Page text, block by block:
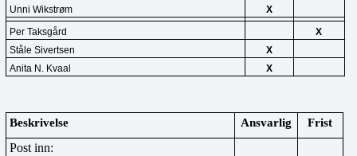
Unni Wikstrøm
X
Per Taksgård
X
Ståle Sivertsen
X
Anita N. Kvaal
X
Beskrivelse Ansvarlig Frist
Post inn: